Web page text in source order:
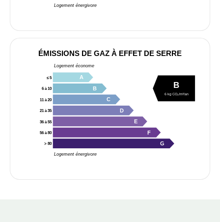
Logement énergivore
ÉMISSIONS DE GAZ À EFFET DE SERRE
Logement économe
Logement énergivore
≤ 5 A
6 à 10 B
11 à 20 C
21 à 35 D
36 à 55 E
56 à 80 F
> 80 G
B
6 kg CO₂/m²/an